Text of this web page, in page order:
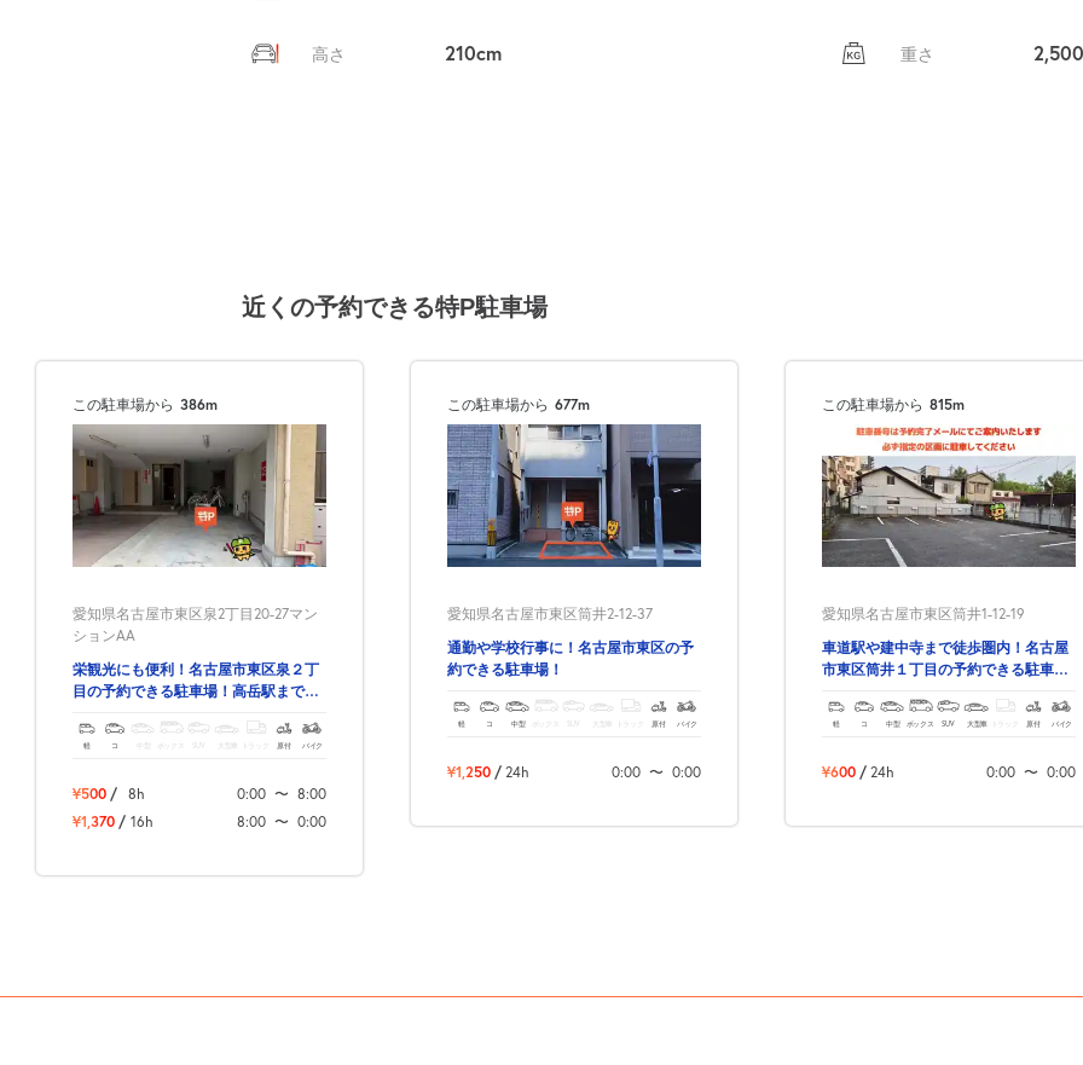
高さ 210cm 重さ
近くの予約できる特P駐車場
この駐車場から 386m
愛知県名古屋市東区泉2丁目20-27マン
ションAA
栄観光にも便利！名古屋市東区泉２丁
目の予約できる駐車場！高岳駅まで徒
軽 コ 中型 ボックス SUV 大型車 トラック 原付 バイク
¥500 / 8h 0:00 〜 8:00
¥1,370 / 16h 8:00 〜 0:00
この駐車場から 677m
愛知県名古屋市東区筒井2-12-37
通勤や学校行事に！名古屋市東区の予
約できる駐車場！
軽 コ 中型 ボックス SUV 大型車 トラック 原付 バイク
¥1,250 / 24h 0:00 〜 0:00
この駐車場から 815m
愛知県名古屋市東区筒井1-12-19
車道駅や建中寺まで徒歩圏内！名古屋
市東区筒井１丁目の予約できる駐車
軽 コ 中型 ボックス SUV 大型車 トラック 原付 バイク
¥600 / 24h 0:00 〜 0:00